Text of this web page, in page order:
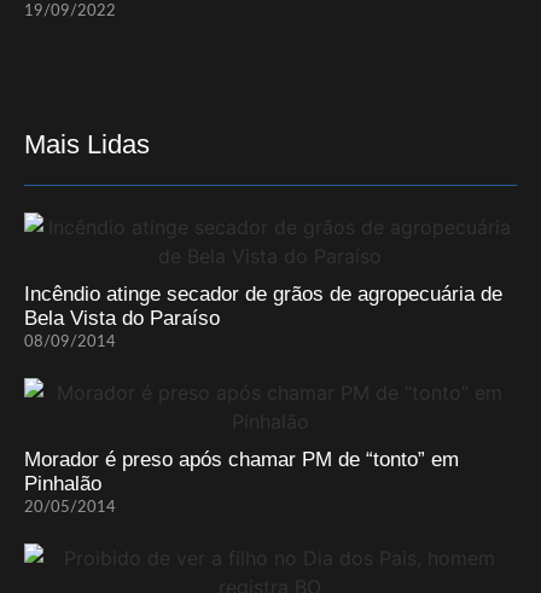
19/09/2022
Mais Lidas
Incêndio atinge secador de grãos de agropecuária de
Bela Vista do Paraíso
08/09/2014
Morador é preso após chamar PM de “tonto” em
Pinhalão
20/05/2014